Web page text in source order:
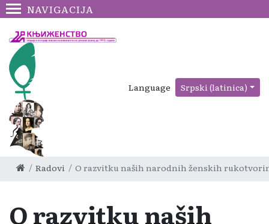
NAVIGACIJA
Language Srpski (latinica)
Radovi O razvitku naših narodnih ženskih
O razvitku naših